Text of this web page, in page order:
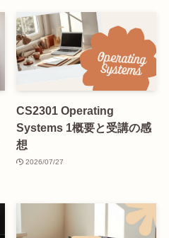
CS2301 Operating
Systems 1概要と受講の感
想
2026/07/27